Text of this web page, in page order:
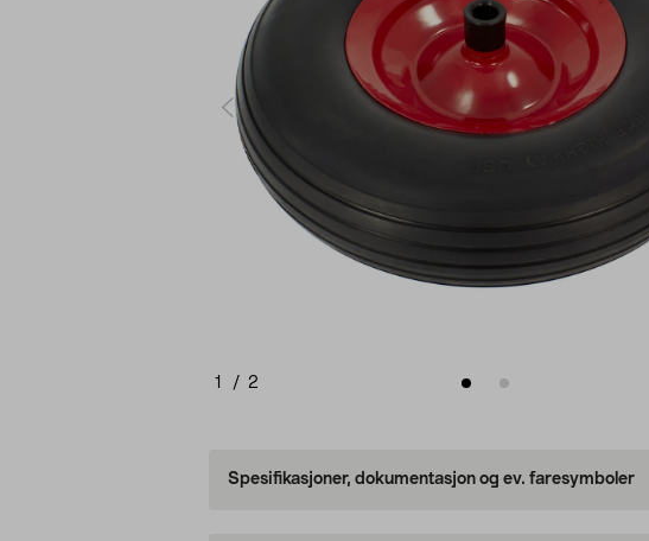
1 / 2
Spesifikasjoner, dokumentasjon og ev. faresymboler